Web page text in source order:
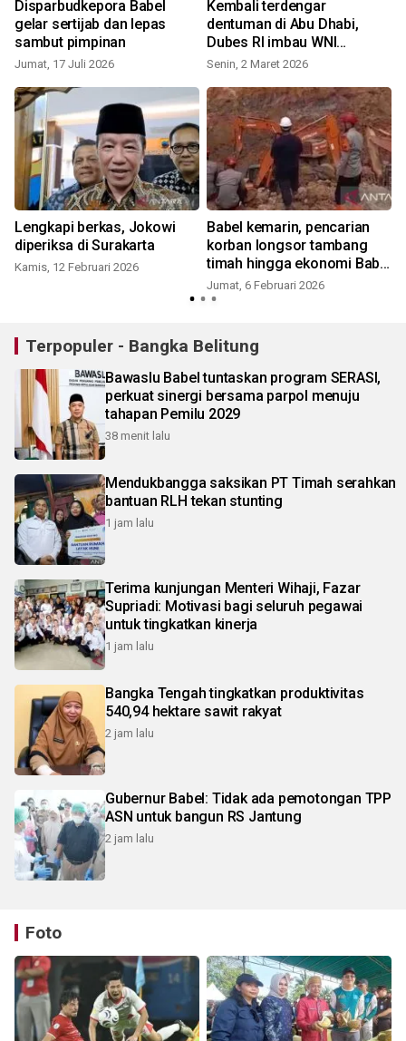
Disparbudkepora Babel
gelar sertijab dan lepas
sambut pimpinan
Jumat, 17 Juli 2026
Kembali terdengar
dentuman di Abu Dhabi,
Dubes RI imbau WNI
berlindung
Senin, 2 Maret 2026
Lengkapi berkas, Jokowi
diperiksa di Surakarta
Kamis, 12 Februari 2026
Babel kemarin, pencarian
korban longsor tambang
timah hingga ekonomi Babel
tumbuh
Jumat, 6 Februari 2026
Terpopuler - Bangka Belitung
Bawaslu Babel tuntaskan program SERASI,
perkuat sinergi bersama parpol menuju
tahapan Pemilu 2029
38 menit lalu
Mendukbangga saksikan PT Timah serahkan
bantuan RLH tekan stunting
1 jam lalu
Terima kunjungan Menteri Wihaji, Fazar
Supriadi: Motivasi bagi seluruh pegawai
untuk tingkatkan kinerja
1 jam lalu
Bangka Tengah tingkatkan produktivitas
540,94 hektare sawit rakyat
2 jam lalu
Gubernur Babel: Tidak ada pemotongan TPP
ASN untuk bangun RS Jantung
2 jam lalu
Foto